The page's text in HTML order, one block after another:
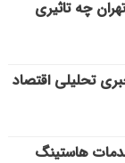
چه تاثیری
تحلیلی اقتصاد
هاستینگ